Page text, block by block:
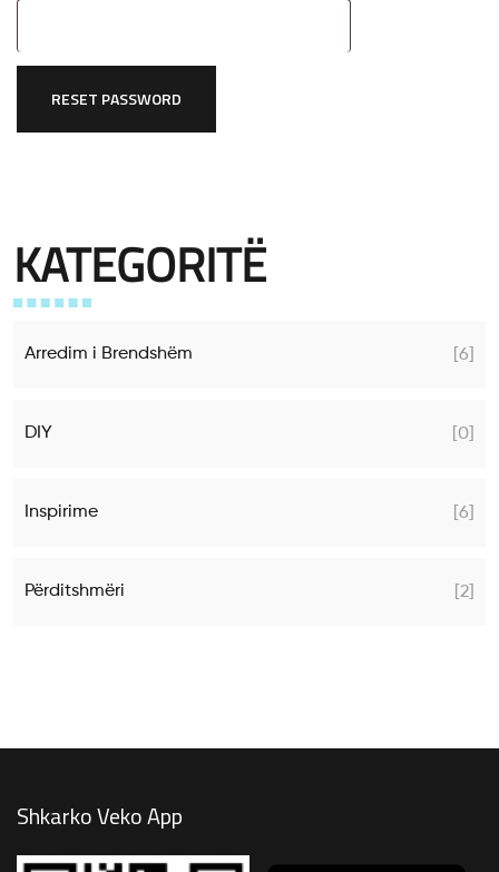
RESET PASSWORD
KATEGORITË
Arredim i Brendshëm [6]
DIY [0]
Inspirime [6]
Përditshmëri [2]
Shkarko Veko App